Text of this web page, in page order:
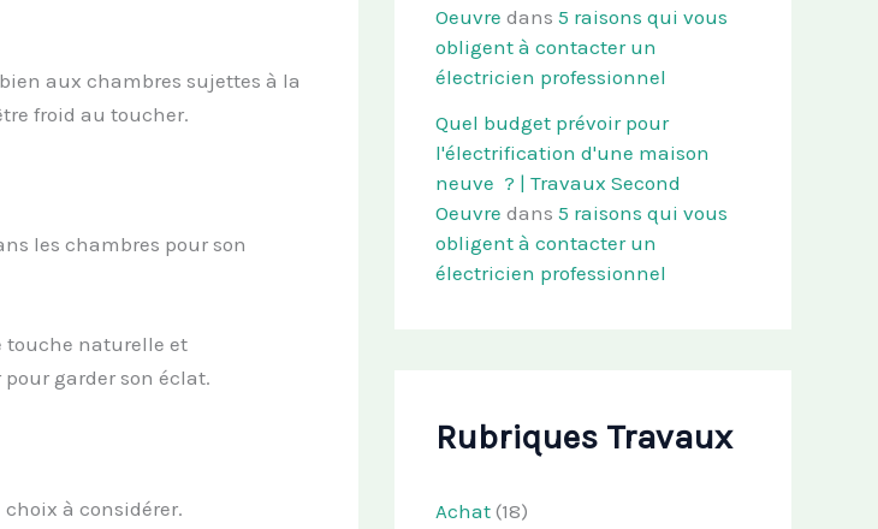
aux chambres sujettes à la
froid au toucher.
les chambres pour son
naturelle et
garder son éclat.
à considérer.
Oeuvre dans 5 raisons qui vous
obligent à contacter un
électricien professionnel
Quel budget prévoir pour
l'électrification d'une maison
neuve ? | Travaux Second
Oeuvre dans 5 raisons qui vous
obligent à contacter un
électricien professionnel
Rubriques Travaux
Achat (18)